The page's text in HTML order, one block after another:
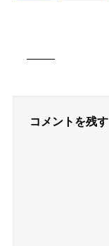
コメントを残す